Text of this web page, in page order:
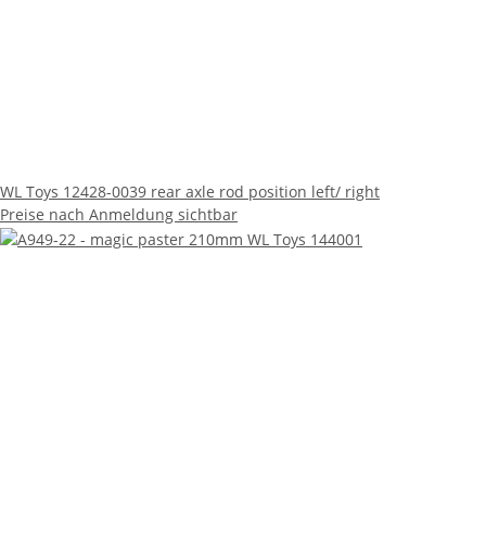
WL Toys 12428-0039 rear axle rod position left/ right
Preise nach Anmeldung sichtbar